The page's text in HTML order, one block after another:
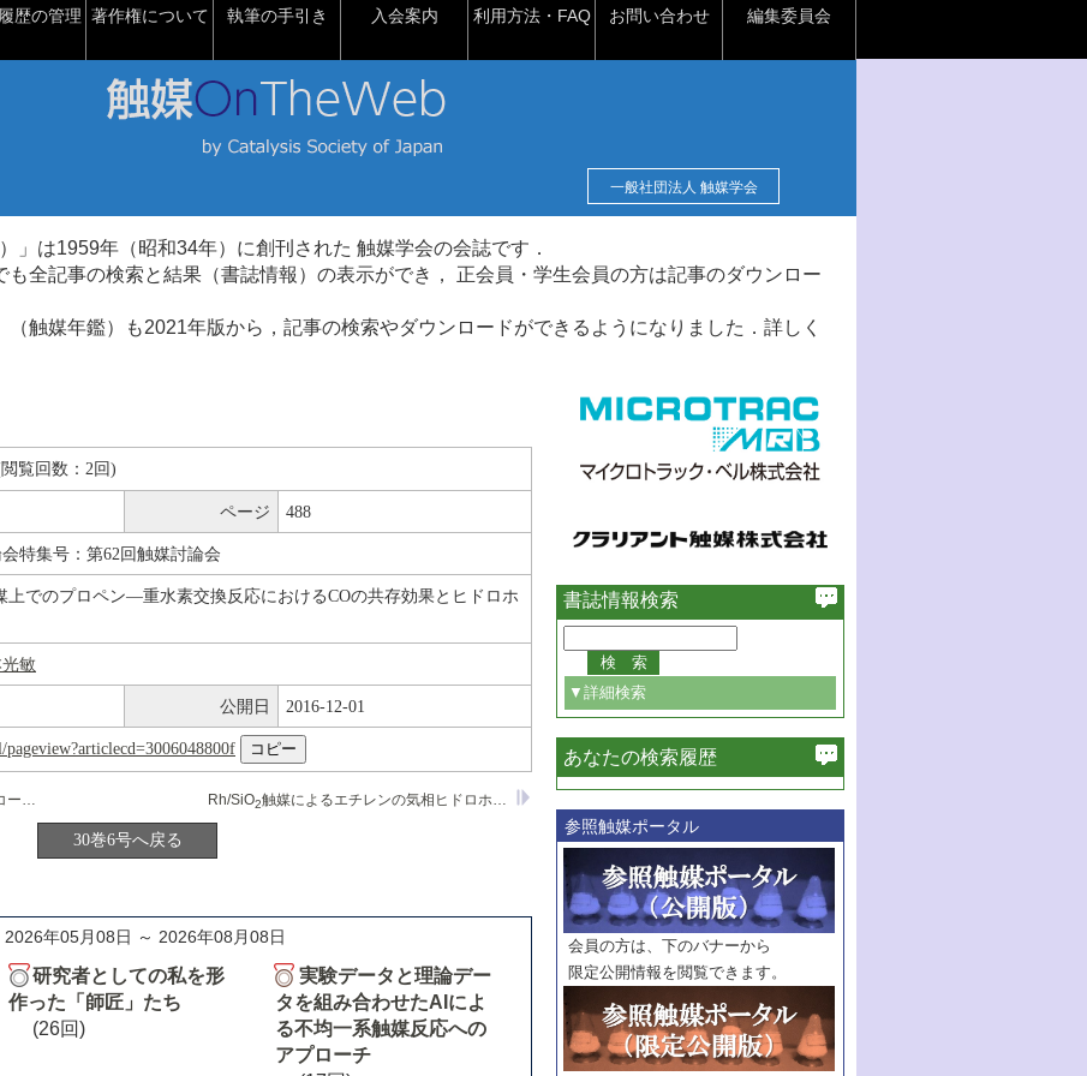
歴の管理 著作権について 執筆の手引き 入会案内 利用方法・FAQ お問い合わせ 編集委員会
一般社団法人 触媒学会
」は1959年（昭和34年）に創刊された 触媒学会の会誌です．
も全記事の検索と結果（書誌情報）の表示ができ， 正会員・学生会員の方は記事のダウンロー
（触媒年鑑）も2021年版から，記事の検索やダウンロードができるようになりました．詳しく
覧回数：2回)
ページ 488
特集号：第62回触媒討論会
上でのプロペン―重水素交換反応におけるCOの共存効果とヒドロホ
敏
公開日 2016-12-01
Rh/SiO2触媒によるエチレンの気相ヒドロホルミル化反応
Mo-Sb-O系複合酸化物触媒によるアルコールの酸化的エステル化反応
30巻6号へ戻る
2026年05月08日 ～ 2026年08月08日
研究者としての私を形
作った「師匠」たち
(26回)
実験データと理論デー
タを組み合わせたAIによ
る不均一系触媒反応への
アプローチ
書誌情報検索
▼詳細検索
必ず含む
巻・号指定
巻
号
範囲指定
巻
号～
巻
号
触媒年鑑
年度
記事種別
マーク：
マークあり
あなたの検索履歴
参照触媒ポータル
会員の方は、下のバナーから
限定公開情報を閲覧できます。